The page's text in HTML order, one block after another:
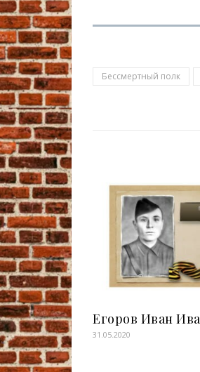
Бессмертный полк
Егоров Иван
31.05.2020